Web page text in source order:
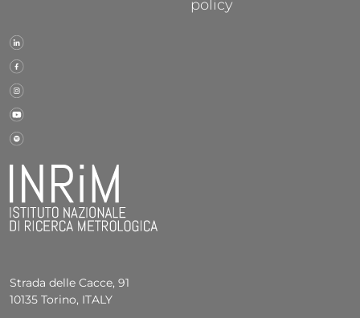
Strada delle Cacce, 91
10135 Torino, ITALY
policy